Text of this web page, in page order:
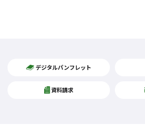
デジタルパンフレット
資料請求